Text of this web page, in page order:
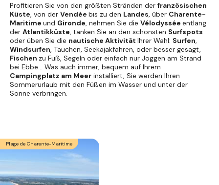
Profitieren Sie von den größten Stränden der französischen
Küste, von der Vendée bis zu den Landes, über Charente-
Maritime und Gironde, nehmen Sie die Vélodyssée entlang
der Atlantikküste, tanken Sie an den schönsten Surfspots
oder üben Sie die nautische Aktivität Ihrer Wahl: Surfen,
Windsurfen, Tauchen, Seekajakfahren, oder besser gesagt,
Fischen zu Fuß, Segeln oder einfach nur Joggen am Strand
bei Ebbe... Was auch immer, bequem auf Ihrem
Campingplatz am Meer installiert, Sie werden Ihren
Sommerurlaub mit den Füßen im Wasser und unter der
Sonne verbringen.
Plage de Charente-Maritime